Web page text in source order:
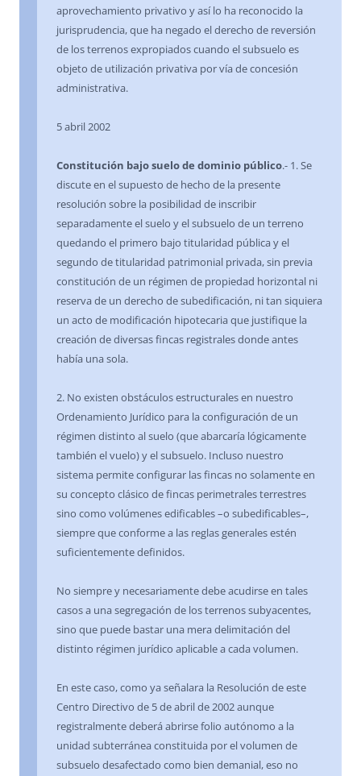
aprovechamiento privativo y así lo ha reconocido la
jurisprudencia, que ha negado el derecho de reversión
de los terrenos expropiados cuando el subsuelo es
objeto de utilización privativa por vía de concesión
administrativa.
5 abril 2002
Constitución bajo suelo de dominio público.- 1. Se
discute en el supuesto de hecho de la presente
resolución sobre la posibilidad de inscribir
separadamente el suelo y el subsuelo de un terreno
quedando el primero bajo titularidad pública y el
segundo de titularidad patrimonial privada, sin previa
constitución de un régimen de propiedad horizontal ni
reserva de un derecho de subedificación, ni tan siquiera
un acto de modificación hipotecaria que justifique la
creación de diversas fincas registrales donde antes
había una sola.
2. No existen obstáculos estructurales en nuestro
Ordenamiento Jurídico para la configuración de un
régimen distinto al suelo (que abarcaría lógicamente
también el vuelo) y el subsuelo. Incluso nuestro
sistema permite configurar las fincas no solamente en
su concepto clásico de fincas perimetrales terrestres
sino como volúmenes edificables –o subedificables–,
siempre que conforme a las reglas generales estén
suficientemente definidos.
No siempre y necesariamente debe acudirse en tales
casos a una segregación de los terrenos subyacentes,
sino que puede bastar una mera delimitación del
distinto régimen jurídico aplicable a cada volumen.
En este caso, como ya señalara la Resolución de este
Centro Directivo de 5 de abril de 2002 aunque
registralmente deberá abrirse folio autónomo a la
unidad subterránea constituida por el volumen de
subsuelo desafectado como bien demanial, eso no